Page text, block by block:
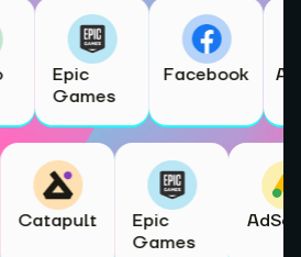
Epic
Games
Facebook
Catapult
Epic
Games